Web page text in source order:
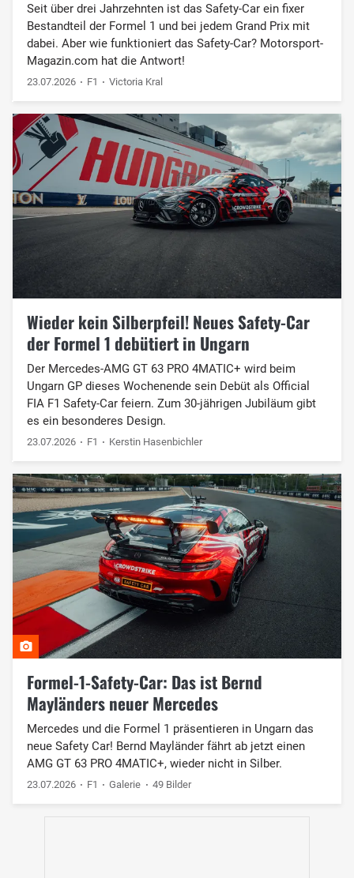
Seit über drei Jahrzehnten ist das Safety-Car ein fixer
Bestandteil der Formel 1 und bei jedem Grand Prix mit
dabei. Aber wie funktioniert das Safety-Car? Motorsport-
Magazin.com hat die Antwort!
23.07.2026 F1 Victoria Kral
Wieder kein Silberpfeil! Neues Safety-Car
der Formel 1 debütiert in Ungarn
Der Mercedes-AMG GT 63 PRO 4MATIC+ wird beim
Ungarn GP dieses Wochenende sein Debüt als Official
FIA F1 Safety-Car feiern. Zum 30-jährigen Jubiläum gibt
es ein besonderes Design.
23.07.2026 F1 Kerstin Hasenbichler
Formel-1-Safety-Car: Das ist Bernd
Mayländers neuer Mercedes
Mercedes und die Formel 1 präsentieren in Ungarn das
neue Safety Car! Bernd Mayländer fährt ab jetzt einen
AMG GT 63 PRO 4MATIC+, wieder nicht in Silber.
23.07.2026 F1 Galerie 49 Bilder